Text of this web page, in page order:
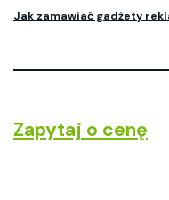
Jak zamawiać gadżety
Zapytaj o cenę